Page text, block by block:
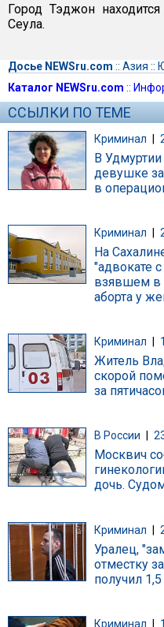
Город Тэджон
Сеула.
Досье NEWSru.com :: Азия ::
Каталог NEWSru.com ::
ССЫЛКИ ПО ТЕМЕ
Криминал |
В
девушке
в
Криминал
На
"адвокате
взявшем в
аборта у
Криминал
Житель
скорой
за
В России
Москвич
дочь.
Криминал |
Уралец,
отместку
получил
Криминал